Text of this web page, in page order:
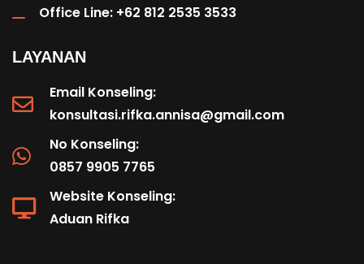
Office Line: +62 812 2535 3533
LAYANAN
Email Konseling:
konsultasi.rifka.annisa@gmail.com
No Konseling:
0857 9905 7765
Website Konseling:
Aduan Rifka